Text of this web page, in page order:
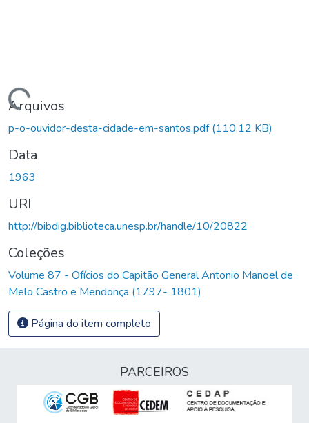
Carregando...
Arquivos
p-o-ouvidor-desta-cidade-em-santos.pdf(110,12 KB)
Data
1963
URI
http://bibdig.biblioteca.unesp.br/handle/10/20822
Coleções
Volume 87 - Ofícios do Capitão General Antonio Manoel de
Melo Castro e Mendonça (1797- 1801)
Página do item completo
PARCEIROS